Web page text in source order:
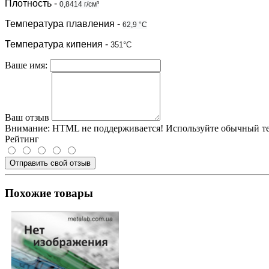
Плотность - 0,8414 г/см³
Температура плавления - 62,9 °C
Температура кипения - 351°C
Ваше имя:
Ваш отзыв
Внимание: HTML не поддерживается! Используйте обычный
Рейтинг
Отправить свой отзыв
Похожие товары